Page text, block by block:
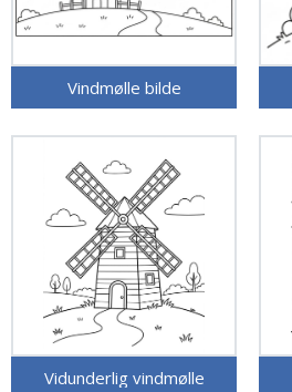
Vindmølle bilde
Vidunderlig vindmølle